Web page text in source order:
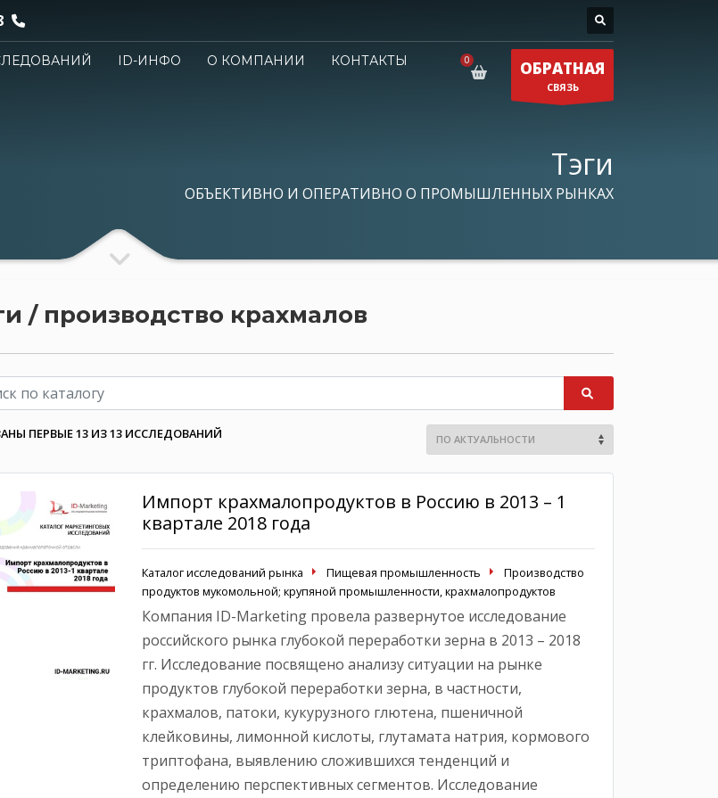
ID-ИНФО О КОМПАНИИ
КОНТАКТЫ
ОБРАТНАЯ
СВЯЗЬ
Тэги
ОБЪЕКТИВНО И ОПЕРАТИВНО О ПРОМЫШЛЕННЫХ РЫНКАХ
/ производство крахмалов
ПЕРВЫЕ 13 ИЗ 13 ИССЛЕДОВАНИЙ
Импорт крахмалопродуктов в Россию в 2013 – 1
квартале 2018 года
Каталог исследований рынка Пищевая промышленность
Производство
продуктов мукомольной; крупяной промышленности, крахмалопродуктов
Компания ID-Marketing провела развернутое исследование
российского рынка глубокой переработки зерна в 2013 – 2018
гг. Исследование посвящено анализу ситуации на рынке
продуктов глубокой переработки зерна, в частности,
крахмалов, патоки, кукурузного глютена, пшеничной
клейковины, лимонной кислоты, глутамата натрия, кормового
триптофана, выявлению сложившихся тенденций и
определению перспективных сегментов. Исследование